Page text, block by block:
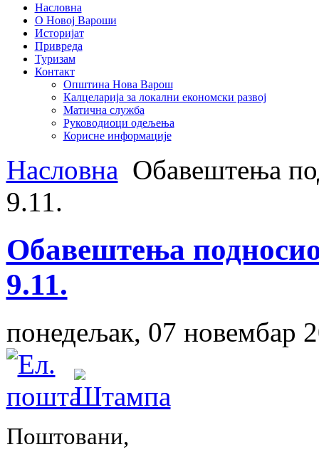
Насловна
О Новој Вароши
Историјат
Привреда
Туризам
Контакт
Општина Нова Варош
Калцеларија за локални економски развој
Матична служба
Руководиоци одељења
Корисне информације
Насловна Oбавештења
9.11.
Oбавештења
9.11.
понедељак, 07 новембар
Поштовани,